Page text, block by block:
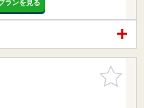
ランを見る
お気に入
りに追加